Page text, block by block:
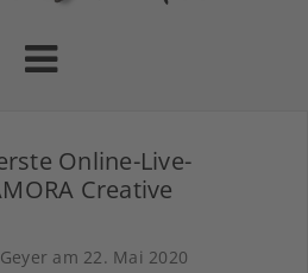
Online-Live-
Creative
am 22. Mai 2020